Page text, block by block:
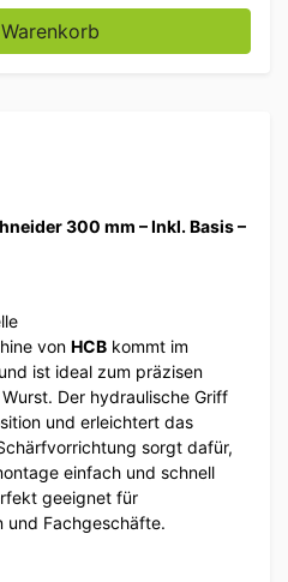
300 mm – Inkl. Basis –
von HCB kommt im
ist ideal zum präzisen
Der hydraulische Griff
und erleichtert das
sorgt dafür,
einfach und schnell
geeignet für
und Fachgeschäfte.